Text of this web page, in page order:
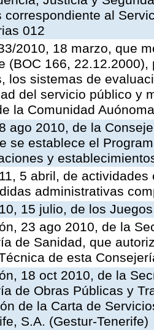
correspondiente al
012
2010, 18 marzo, que
(BOC 166,
los sistemas de
del servicio público y
la Comunidad
ago 2010, de la
se establece el
y
5 abril, de
administrativas
15 julio, de los
23 ago 2010, de la
de Sanidad, que
de esta
18 oct 2010, de la
de Obras Públicas y
de la Carta de
S.A. (Gestur-Tenerife)